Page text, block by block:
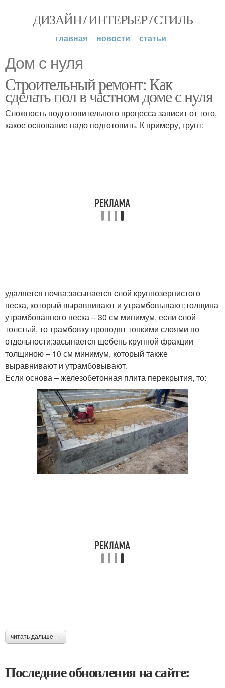
ДИЗАЙН / ИНТЕРЬЕР / СТИЛЬ
главная новости статьи
Дом с нуля
Строительный ремонт: Как
сделать пол в частном доме с нуля
Сложность подготовительного процесса зависит от того,
какое основание надо подготовить. К примеру, грунт:
удаляется почва;засыпается слой крупнозернистого
песка, который выравнивают и утрамбовывают;толщина
утрамбованного песка – 30 см минимум, если слой
толстый, то трамбовку проводят тонкими слоями по
отдельности;засыпается щебень крупной фракции
толщиною – 10 см минимум, который также
выравнивают и утрамбовывают.
Если основа – железобетонная плита перекрытия, то:
читать дальше →
Последние обновления на сайте: